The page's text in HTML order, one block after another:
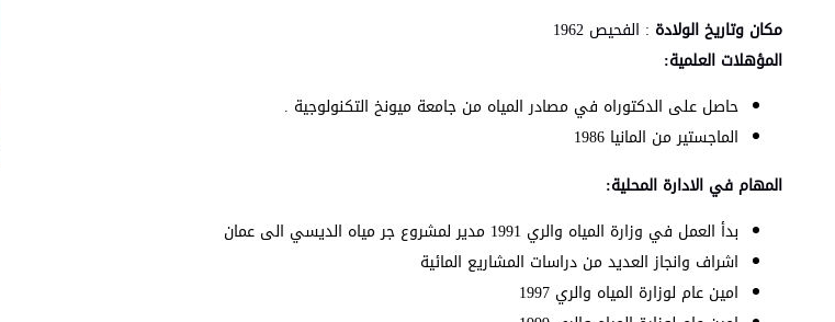
مكان وتاريخ الولادة : الفحيص 1962
المؤهلات العلمية:
حاصل على الدكتوراه في مصادر المياه من جامعة ميونخ التكنولوجية .
الماجستير من المانيا 1986
المهام في الادارة المحلية:
بدأ العمل في وزارة المياه والري 1991 مدير لمشروع جر مياه الديسي الى عمان
اشراف وانجاز العديد من دراسات المشاريع المائية
امين عام لوزارة المياه والري 1997